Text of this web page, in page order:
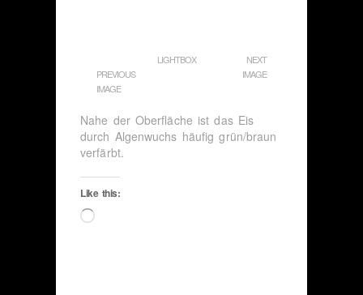
PREVIOUS
IMAGE
LIGHTBOX
NEXT
IMAGE
Nahe der Oberfläche ist das Eis
durch Algenwuchs häufig grün/braun
verfärbt.
Like this:
Loading…